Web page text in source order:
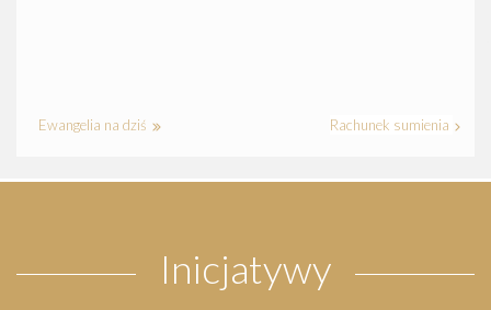
Ewangelia na dziś Rachunek sumienia
Inicjatywy